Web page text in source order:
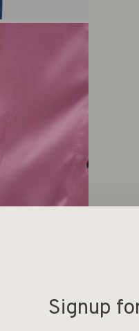
Signup